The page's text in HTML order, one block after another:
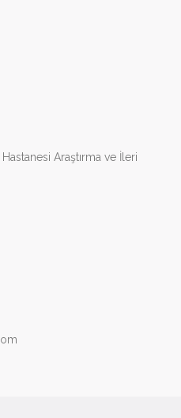
Hastanesi Araştırma ve İleri